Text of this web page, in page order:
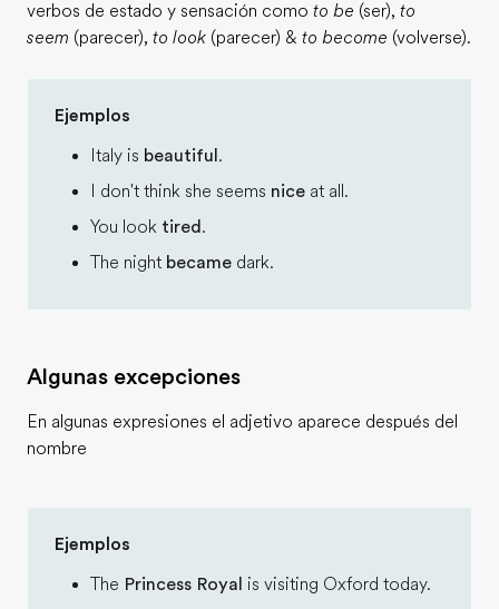
verbos de estado y sensación como to be (ser), to
seem (parecer), to look (parecer) & to become (volverse).
Ejemplos
Italy is beautiful .
I don't think she seems nice at all.
You look tired .
The night became dark.
Algunas excepciones
En algunas expresiones el adjetivo aparece después del
nombre
Ejemplos
The Princess Royal is visiting Oxford today.